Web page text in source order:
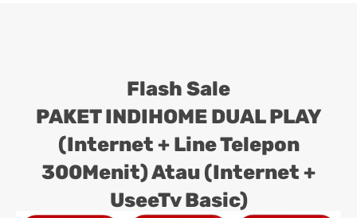
Flash Sale
PAKET INDIHOME DUAL PLAY
(Internet + Line Telepon
300Menit) Atau (Internet +
UseeTv Basic)